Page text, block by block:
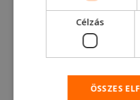
Idézet
Čulíktól,
Célzás
ÖSSZES